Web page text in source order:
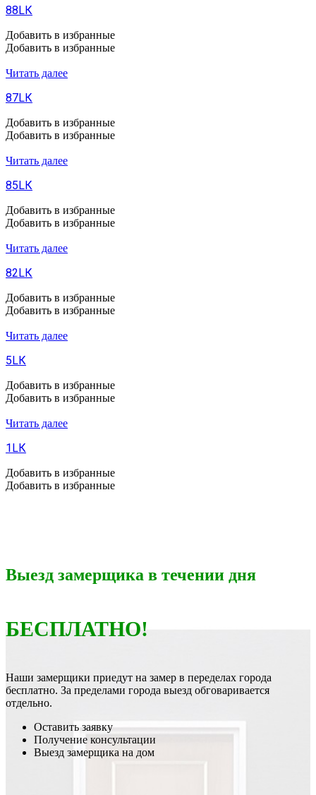
88LК
Добавить в избранные
Добавить в избранные
Читать далее
87LК
Добавить в избранные
Добавить в избранные
Читать далее
85LК
Добавить в избранные
Добавить в избранные
Читать далее
82LК
Добавить в избранные
Добавить в избранные
Читать далее
5LК
Добавить в избранные
Добавить в избранные
Читать далее
1LК
Добавить в избранные
Добавить в избранные
Выезд замерщика в течении дня
БЕСПЛАТНО!
Наши замерщики приедут на замер в переделах города
бесплатно. За пределами города выезд обговаривается
отдельно.
Оставить заявку
Получение консультации
Выезд замерщика на дом